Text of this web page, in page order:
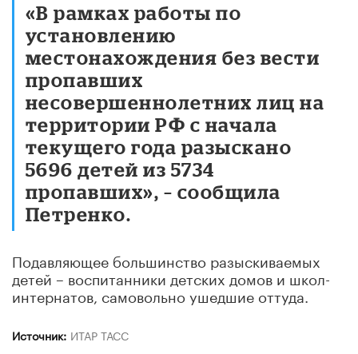
«В рамках работы по
установлению
местонахождения без вести
пропавших
несовершеннолетних лиц на
территории РФ с начала
текущего года разыскано
5696 детей из 5734
пропавших», – сообщила
Петренко.
Подавляющее большинство разыскиваемых
детей – воспитанники детских домов и школ-
интернатов, самовольно ушедшие оттуда.
Источник: ИТАР ТАСС